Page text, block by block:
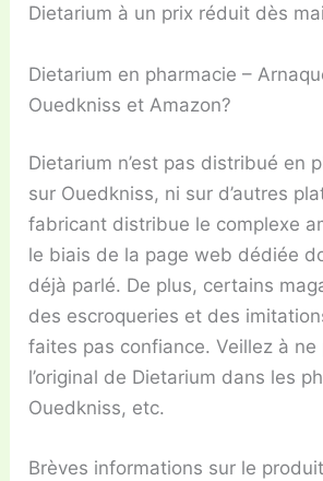
Dietarium à un prix réduit dès
Dietarium en pharmacie –
Ouedkniss et Amazon?
Dietarium n’est pas distribué en
sur Ouedkniss, ni sur d’autres
fabricant distribue le complexe
le biais de la page web dédiée
déjà parlé. De plus, certains
des escroqueries et des
faites pas confiance. Veillez à ne
l’original de Dietarium dans les
Ouedkniss, etc.
Brèves informations sur le produit